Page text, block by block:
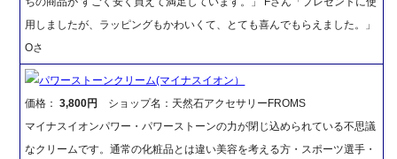
用しましたが、ラッピングもかわいくて、とても喜んでもらえました。」
Oさ
パワーストーンクリーム(マイナスイオン）
価格：3,800円
ショップ名：天然石アクセサリーFROMS
マイナスイオンパワー・パワーストーンの力が閉じ込められている不思議
なクリームです。通常の化粧品とは違い美容を考える方・スポーツ選手・